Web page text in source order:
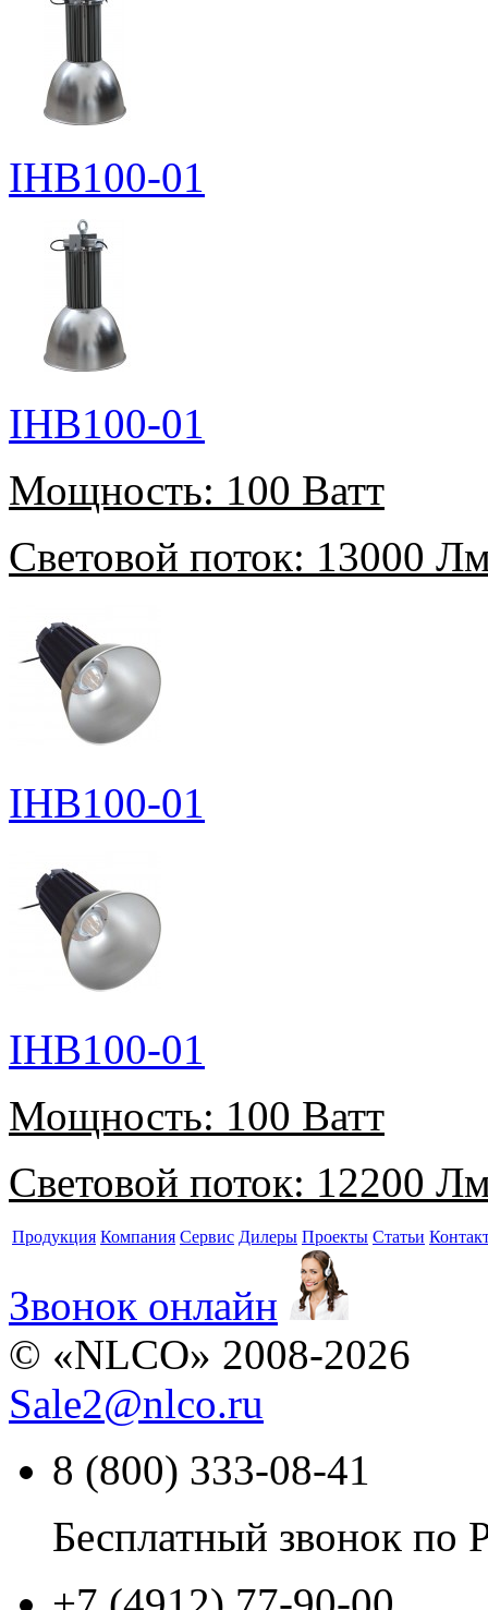
IHB100-01
IHB100-01
Мощность: 100 Ватт
Световой поток: 13000
IHB100-01
IHB100-01
Мощность: 100 Ватт
Световой поток: 12200
Продукция Компания Сервис Дилеры Проекты Статьи
Звонок онлайн
© «NLCO» 2008-2026
Sale2@nlco.ru
8 (800) 333-08-41
Бесплатный звонок по